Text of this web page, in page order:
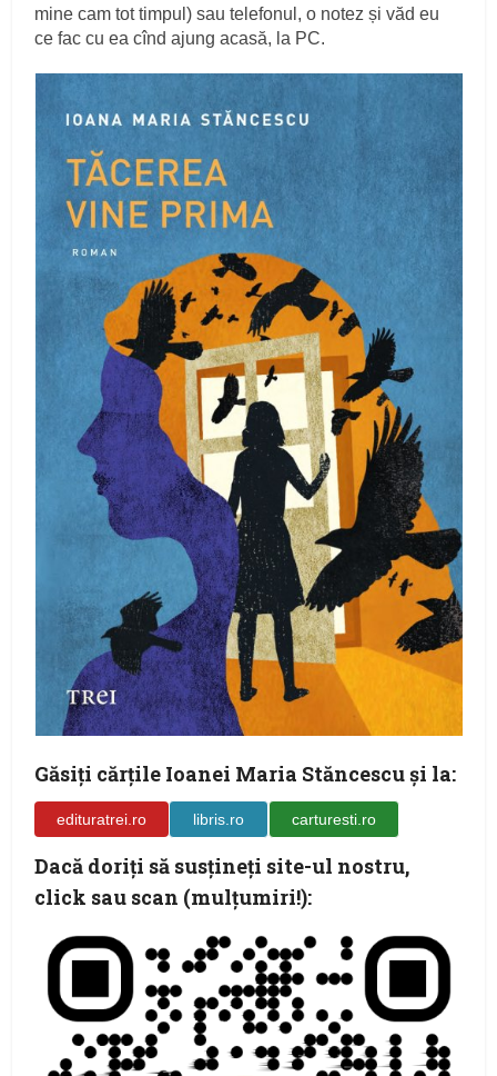
mine cam tot timpul) sau telefonul, o notez și văd eu
ce fac cu ea cînd ajung acasă, la PC.
Găsiţi cărţile Ioanei Maria Stăncescu şi la:
edituratrei.ro libris.ro carturesti.ro
Dacă doriţi să susţineţi site-ul nostru,
click sau scan (mulţumiri!):